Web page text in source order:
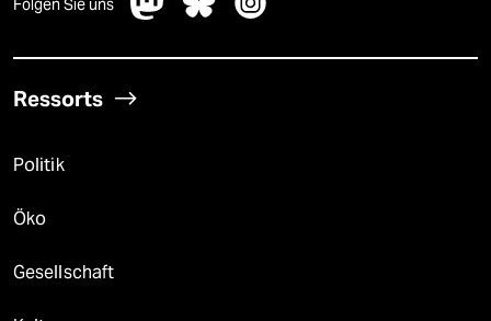
Ressorts
Politik
Öko
Gesellschaft